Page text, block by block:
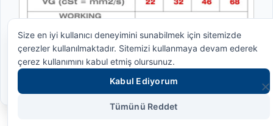
Size en iyi kullanıcı deneyimini sunabilmek için sitemizde
çerezler kullanılmaktadır. Sitemizi kullanmaya devam ederek
çerez kullanımını kabul etmiş olursunuz.
Kabul Ediyorum
Tümünü Reddet